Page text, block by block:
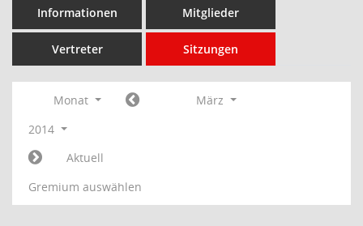
Informationen Mitglieder
Vertreter Sitzungen
Monat
März
2014
Aktuell
Gremium auswählen